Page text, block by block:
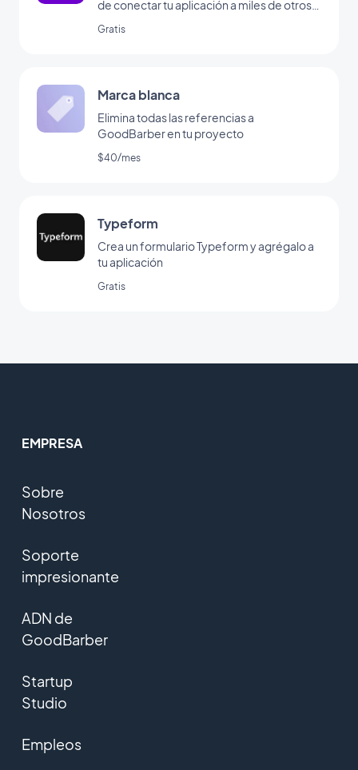
de conectar tu aplicación a miles de otros
para configurar automatizaciones sin tener
Gratis
Marca blanca
Elimina todas las referencias a
GoodBarber en tu proyecto
$40/mes
Typeform
Crea un formulario Typeform y agrégalo a
tu aplicación
Gratis
EMPRESA
Sobre
Nosotros
Soporte
impresionante
ADN de
GoodBarber
Startup
Studio
Empleos